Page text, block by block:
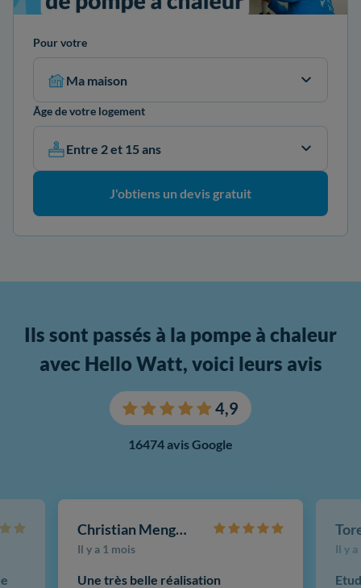
Pour votre
Ma maison
Âge de votre logement
Entre 2 et 15 ans
J'obtiens un devis gratuit
Ils sont passés à la pompe à chaleur
avec Hello Watt, voici leurs avis
4,9
16474 avis Google
Christian Mengotti
Il y a 1 mois
Une très belle réalisation
Il y